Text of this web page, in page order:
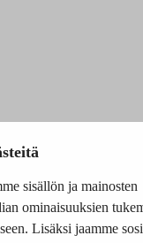
sisällön ja mainosten
ominaisuuksien
Lisäksi jaamme